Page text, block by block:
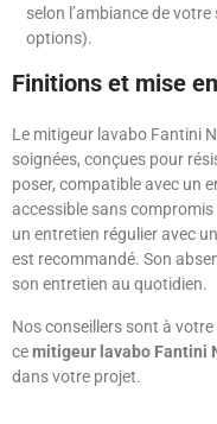
selon l’ambiance de
options).
Finitions et mise
Le mitigeur lavabo Fantini
soignées, conçues pour
poser, compatible avec un
accessible sans
un entretien régulier avec
est recommandé. Son
son entretien au quotidien.
Nos conseillers sont à
cemitigeur lavabo Fantini
dans votre projet.